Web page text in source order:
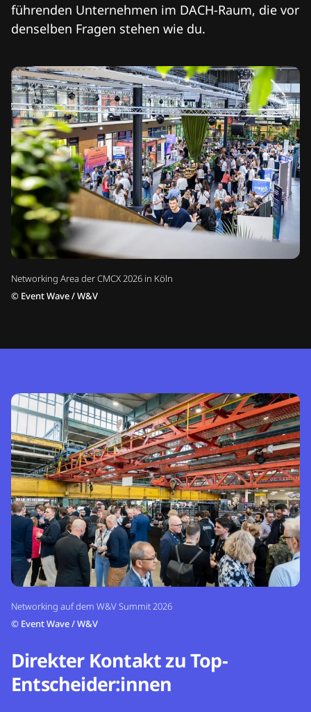
Networking Area der CMCX 2026 in Köln
© Event Wave / W&V
führenden Unternehmen im DACH-Raum, die vor
denselben Fragen stehen wie du.
Networking auf dem W&V Summit 2026
© Event Wave / W&V
Direkter Kontakt zu Top-
Entscheider:innen